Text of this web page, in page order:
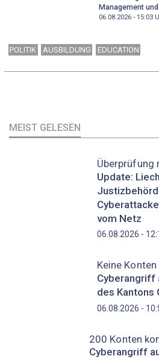
Management
06.08.2026 - 15:03
POLITIK AUSBILDUNG EDUCATION
MEIST GELESEN
Überprüfung
Update:
vom Netz
06.08.2026 -
Keine
Cyberangriff
des Kantons
06.08.2026 -
200 Konten
Cyberangriff